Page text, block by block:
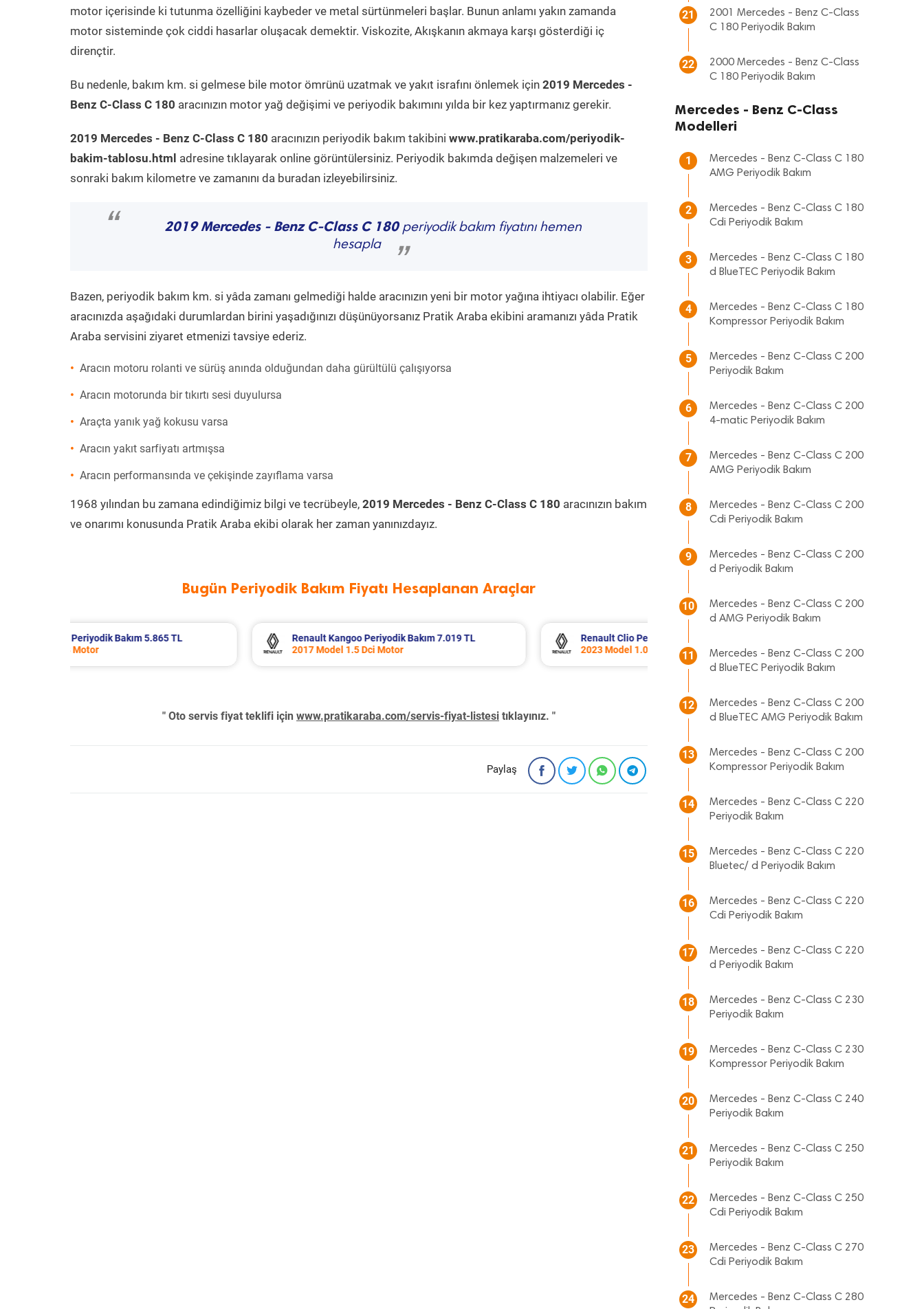
motor içerisinde ki tutunma özelliğini kaybeder ve metal sürtünmeleri başlar. Bunun anlamı yakın zamanda
motor sisteminde çok ciddi hasarlar oluşacak demektir. Viskozite, Akışkanın akmaya karşı gösterdiği iç
dirençtir.
Bu nedenle, bakım km. si gelmese bile motor ömrünü uzatmak ve yakıt israfını önlemek için 2019 Mercedes -
Benz C-Class C 180 aracınızın motor yağ değişimi ve periyodik bakımını yılda bir kez yaptırmanız gerekir.
2019 Mercedes - Benz C-Class C 180 aracınızın periyodik bakım takibini www.pratikaraba.com/periyodik-
bakim-tablosu.html adresine tıklayarak online görüntülersiniz. Periyodik bakımda değişen malzemeleri ve
sonraki bakım kilometre ve zamanını da buradan izleyebilirsiniz.
“ 2019 Mercedes - Benz C-Class C 180periyodik bakım fiyatını hemen
hesapla
”
Bazen, periyodik bakım km. si yâda zamanı gelmediği halde aracınızın yeni bir motor yağına ihtiyacı olabilir. Eğer
aracınızda aşağıdaki durumlardan birini yaşadığınızı düşünüyorsanız Pratik Araba ekibini aramanızı yâda Pratik
Araba servisini ziyaret etmenizi tavsiye ederiz.
Aracın motoru rolanti ve sürüş anında olduğundan daha gürültülü çalışıyorsa
Aracın motorunda bir tıkırtı sesi duyulursa
Araçta yanık yağ kokusu varsa
Aracın yakıt sarfiyatı artmışsa
Aracın performansında ve çekişinde zayıflama varsa
1968 yılından bu zamana edindiğimiz bilgi ve tecrübeyle, 2019 Mercedes - Benz C-Class C 180 aracınızın bakım
ve onarımı konusunda Pratik Araba ekibi olarak her zaman yanınızdayız.
Bugün Periyodik Bakım Fiyatı Hesaplanan Araçlar
Renault Kangoo Periyodik Bakım 7.019 TL
Renault Clio Periyodik Bakım 7.234 TL
2023 Model 1.4 Hybrid Motor
" Oto servis fiyat teklifi için www.pratikaraba.com/servis-fiyat-listesi tıklayınız. "
Paylaş
21
2001 Mercedes - Benz C-Class
C 180 Periyodik Bakım
22
2000 Mercedes - Benz C-Class
C 180 Periyodik Bakım
Mercedes - Benz C-Class
Modelleri
1
Mercedes - Benz C-Class C 180
AMG Periyodik Bakım
2
Mercedes - Benz C-Class C 180
Cdi Periyodik Bakım
3
Mercedes - Benz C-Class C 180
d BlueTEC Periyodik Bakım
4
Mercedes - Benz C-Class C 180
Kompressor Periyodik Bakım
5
Mercedes - Benz C-Class C 200
Periyodik Bakım
6
Mercedes - Benz C-Class C 200
4-matic Periyodik Bakım
7
Mercedes - Benz C-Class C 200
AMG Periyodik Bakım
8
Mercedes - Benz C-Class C 200
Cdi Periyodik Bakım
9
Mercedes - Benz C-Class C 200
d Periyodik Bakım
10
Mercedes - Benz C-Class C 200
d AMG Periyodik Bakım
11
Mercedes - Benz C-Class C 200
d BlueTEC Periyodik Bakım
12
Mercedes - Benz C-Class C 200
d BlueTEC AMG Periyodik Bakım
13
Mercedes - Benz C-Class C 200
Kompressor Periyodik Bakım
14
Mercedes - Benz C-Class C 220
Periyodik Bakım
15
Mercedes - Benz C-Class C 220
Bluetec/ d Periyodik Bakım
16
Mercedes - Benz C-Class C 220
Cdi Periyodik Bakım
17
Mercedes - Benz C-Class C 220
d Periyodik Bakım
18
Mercedes - Benz C-Class C 230
Periyodik Bakım
19
Mercedes - Benz C-Class C 230
Kompressor Periyodik Bakım
20
Mercedes - Benz C-Class C 240
Periyodik Bakım
21
Mercedes - Benz C-Class C 250
Periyodik Bakım
22
Mercedes - Benz C-Class C 250
Cdi Periyodik Bakım
23
Mercedes - Benz C-Class C 270
Cdi Periyodik Bakım
24
Mercedes - Benz C-Class C 280